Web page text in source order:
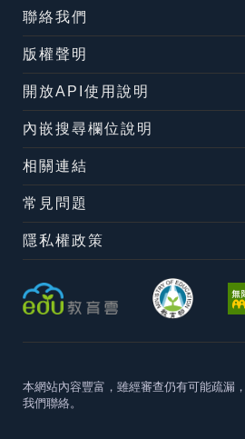
聯絡我們
版權聲明
開放API使用說明
內嵌搜尋欄位說明
相關連結
常見問題
隱私權政策
本網站內容豐富，雖經審查仍有可能疏漏，
我們聯絡。